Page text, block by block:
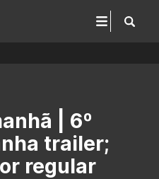
| 6º
trailer;
regular